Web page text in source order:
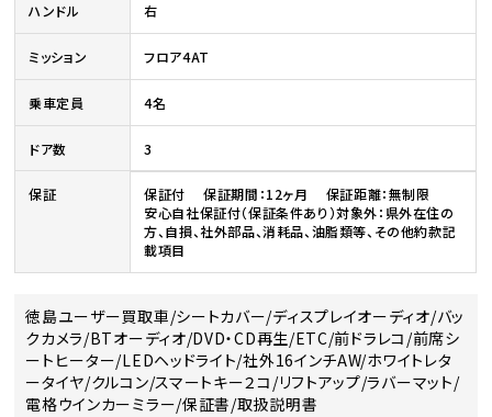
ハンドル 右
ミッション フロア4AT
乗車定員 4名
ドア数 3
保証
保証付 保証期間：12ヶ月 保証距離：無制限
安心自社保証付（保証条件あり）対象外：県外在住の
方、自損、社外部品、消耗品、油脂類等、その他約款記
載項目
徳島ユーザー買取車/シートカバー/ディスプレイオーディオ/バッ
クカメラ/BTオーディオ/DVD・CD再生/ETC/前ドラレコ/前席シ
ートヒーター/LEDヘッドライト/社外16インチAW/ホワイトレタ
ータイヤ/クルコン/スマートキー２コ/リフトアップ/ラバーマット/
電格ウインカーミラー/保証書/取扱説明書